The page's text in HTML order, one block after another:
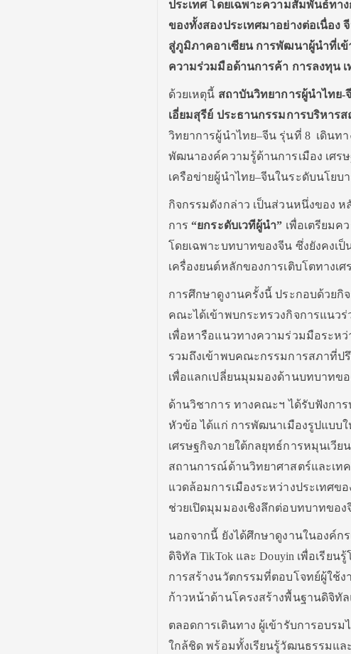
ประเทศ โดยเฉพาะความสัมพันธ์ทา
ของทั้งสองประเทศมาอย่างต่อเนื่อ
สู่ภูมิภาคอาเซียน การพัฒนาผู้นำที่เข้
ความร่วมมือด้านการค้า การลงทุน
ด้วยเหตุนี้ สถาบันวิทยาการผู้นำไทย-
เอี่ยมสุรีย์ ประธานกรรมการบริหาร
วิทยาการผู้นำไทย–จีน รุ่นที่ 8 เดินท
พัฒนาองค์ความรู้ด้านการเมือง เศร
เครือข่ายผู้นำไทย–จีนในระดับนโยบ
กิจกรรมดังกล่าว เป็นส่วนหนึ่งของ
การ “ยกระดับเวทีผู้นำ” เพื่อเตรียมค
โดยเฉพาะบทบาทของจีน ซึ่งยังคงเ
เครื่องยนต์หลักของการเติบโตทางเศ
การศึกษาดูงานครั้งนี้ ประกอบด้วยกิ
คณะได้เข้าพบกระทรวงกิจการแนวร่
เพื่อหารือแนวทางความร่วมมือระห
รวมถึงเข้าพบคณะกรรมการสภาที่ป
เพื่อแลกเปลี่ยนมุมมองด้านบทบาทขอ
ด้านวิชาการ ทางคณะฯ ได้รับฟังกา
หัวข้อ ได้แก่ การพัฒนาเมืองรูปแบบใ
เศรษฐกิจภายใต้กลยุทธ์การหมุนเวีย
สถานการณ์ด้านวิทยาศาสตร์และเทค
แวดล้อมการเมืองระหว่างประเทศขอ
ช่วยเปิดมุมมองเชิงลึกต่อบทบาทขอ
นอกจากนี้ ยังได้ศึกษาดูงานในองค์ก
ดิจิทัล TikTok และ Douyin เพื่อเรียน
การสร้างนวัตกรรมที่ตอบโจทย์ผู้ใช้ง
ก้าวหน้าด้านโครงสร้างพื้นฐานดิจิทั
ตลอดการเดินทาง ผู้เข้ารับการอบร
ใกล้ชิด พร้อมทั้งเรียนรู้วัฒนธรรมแ